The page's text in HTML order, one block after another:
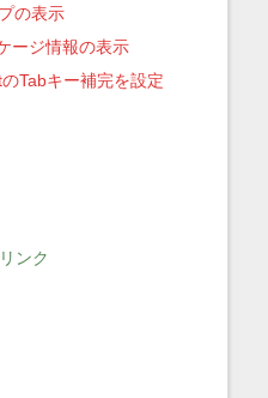
の表示
ージ情報の表示
Tabキー補完を設定
ンク